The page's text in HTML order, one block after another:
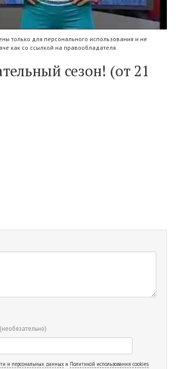
только для персонального использования и не
как со ссылкой на правообладателя.
сезон! (от 21
(необязательно)
и персональных данных и Политикой использования cookies